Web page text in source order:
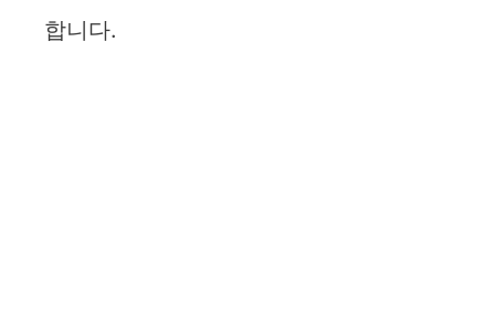
합니다.